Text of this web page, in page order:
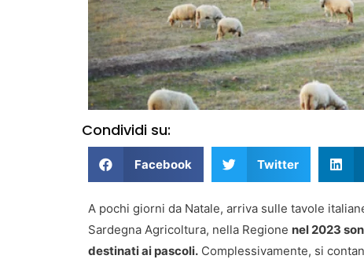
Condividi su:
Facebook Twitter
A pochi giorni da Natale, arriva sulle tavole
Sardegna Agricoltura, nella Regione nel 2023
destinati ai pascoli. Complessivamente, si